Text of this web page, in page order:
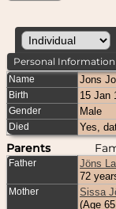
Personal Information
Name Jons
Birth 15 Jan
Gender Male
Died Yes,
Parents
Father Jöns
72
Mother Sissa
(Age